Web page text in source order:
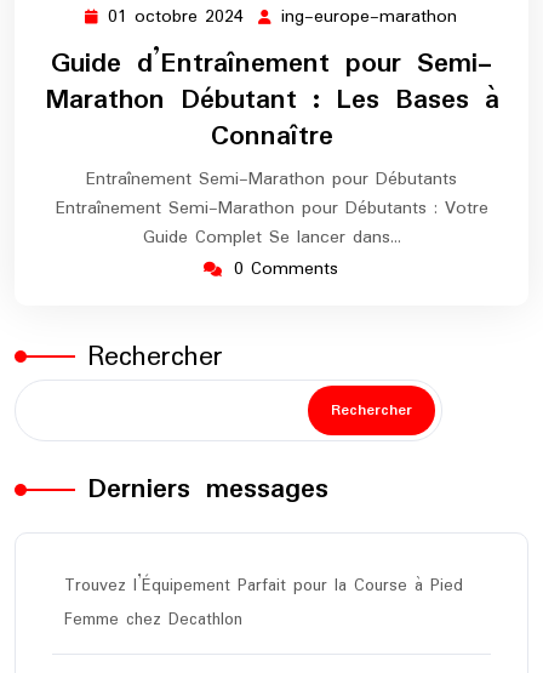
01 octobre 2024 01
2024
ing-europe-marathon
europe-
marathon
Guide d’Entraînement pour Semi-
Marathon Débutant : Les Bases à
Connaître
Entraînement Semi-Marathon pour Débutants
Entraînement Semi-Marathon pour Débutants : Votre
Guide Complet Se lancer dans…
0 Comments
Rechercher
Rechercher
Derniers messages
Trouvez l’Équipement Parfait pour la Course à Pied
Femme chez Decathlon